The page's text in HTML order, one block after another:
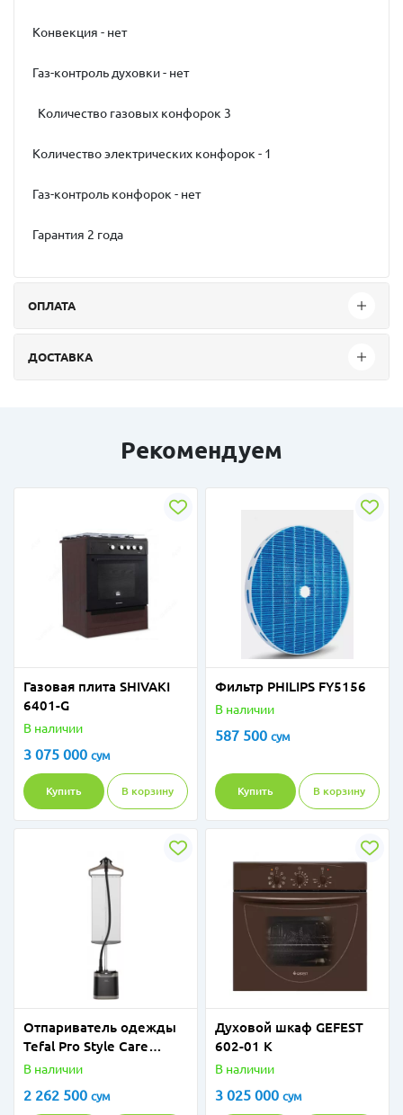
Конвекция - нет
Газ-контроль духовки - нет
Количество газовых конфорок 3
Количество электрических конфорок - 1
Газ-контроль конфорок - нет
Гарантия 2 года
ОПЛАТА
ДОСТАВКА
Рекомендуем
Газовая плита SHIVAKI
6401-G
В наличии
3 075 000 сум
Купить В корзину
Фильтр PHILIPS FY5156
В наличии
587 500 сум
Купить В корзину
Отпариватель одежды
Tefal Pro Style Care
IT8490
В наличии
2 262 500 сум
Духовой шкаф GEFEST
602-01 К
В наличии
3 025 000 сум